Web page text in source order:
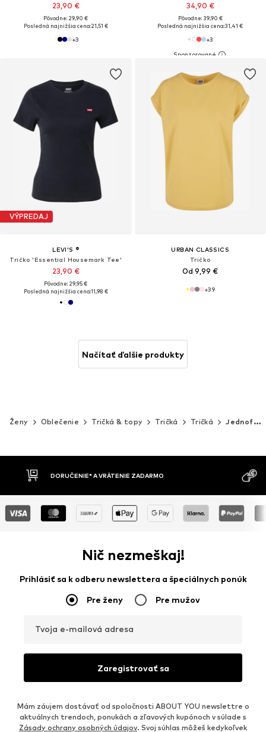
23,90 €
Pôvodne: 29,90 €
Posledná najnižšia cena:21,51 €
+3
34,90 €
Pôvodne: 39,90 €
Posledná najnižšia cena:31,41 €
+3
VÝPREDAJ
LEVI'S ®
Tričko 'Essential Housemark Tee'
23,90 €
Pôvodne: 29,95 €
Posledná najnižšia cena:11,98 €
URBAN CLASSICS
Tričko
Od 9,99 €
+39
Načítať ďalšie produkty
Ženy Oblečenie Tričká & topy Tričká Tričká Jednofarebné
DOBIERKA
MOŽNOSŤ
Nič nezmeškaj!
Prihlásiť sa k odberu newslettera a špeciálnych ponúk
Pre ženy Pre mužov
Tvoja e-mailová adresa
Zaregistrovať sa
Mám záujem dostávať od spoločnosti ABOUT YOU newslettre o
aktuálnych trendoch, ponukách a zľavových kupónoch v súlade s
Zásady ochrany osobných údajov. Svoj súhlas môžeš kedykoľvek